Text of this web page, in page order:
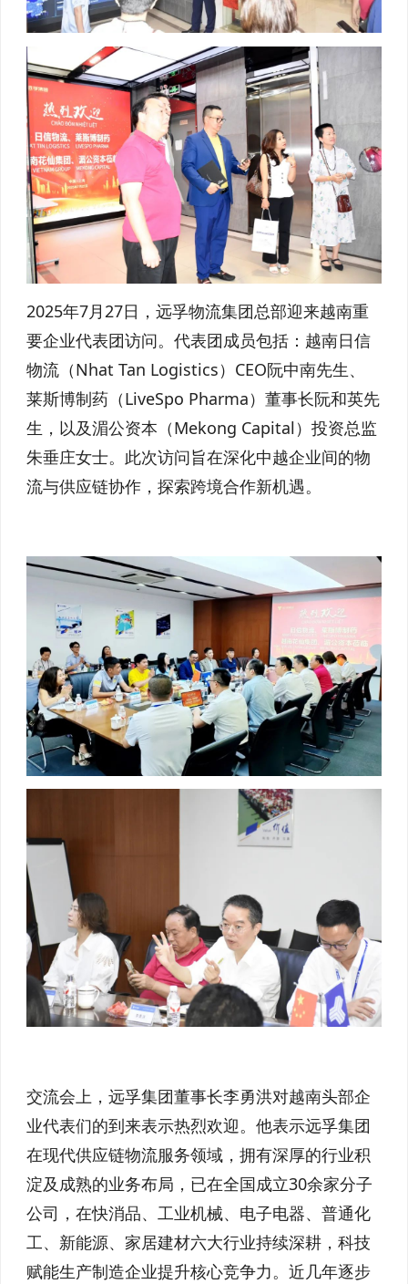
2025年7月27日，远孚物流集团总部迎来越南重
要企业代表团访问。代表团成员包括：越南日信
物流（Nhat Tan Logistics）CEO阮中南先生、
莱斯博制药（LiveSpo Pharma）董事长阮和英先
生，以及湄公资本（Mekong Capital）投资总监
朱垂庄女士。此次访问旨在深化中越企业间的物
流与供应链协作，探索跨境合作新机遇。
交流会上，远孚集团董事长李勇洪对越南头部企
业代表们的到来表示热烈欢迎。他表示远孚集团
在现代供应链物流服务领域，拥有深厚的行业积
淀及成熟的业务布局，已在全国成立30余家分子
公司，在快消品、工业机械、电子电器、普通化
工、新能源、家居建材六大行业持续深耕，科技
赋能生产制造企业提升核心竞争力。近几年逐步